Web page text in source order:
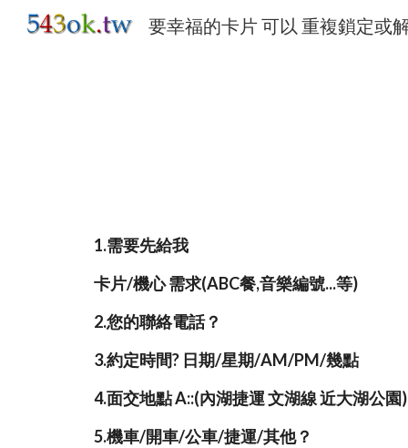
1.需要先給我
卡片/機心需求(ABC餐,音樂編號...等)
2.您的聯絡電話？
3.約定時間? 日期/星期/AM/PM/幾點
4.面交地點A::(內湖捷運 文湖線近大湖公園)
5.機車/開車/公車/捷運/其他？